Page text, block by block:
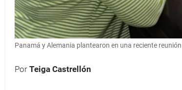
Panamá y Alemania plantearon en una reciente
Por Teiga Castrellón